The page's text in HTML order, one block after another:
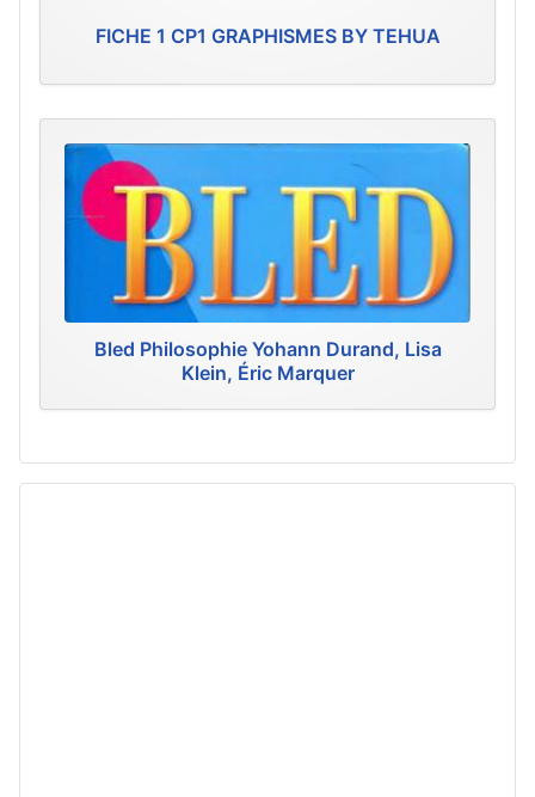
FICHE 1 CP1 GRAPHISMES BY TEHUA
Bled Philosophie Yohann Durand, Lisa
Klein, Éric Marquer